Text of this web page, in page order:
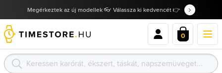
Megérkeztek az új modellek 👓 Válassza ki kedvencét 👉
0